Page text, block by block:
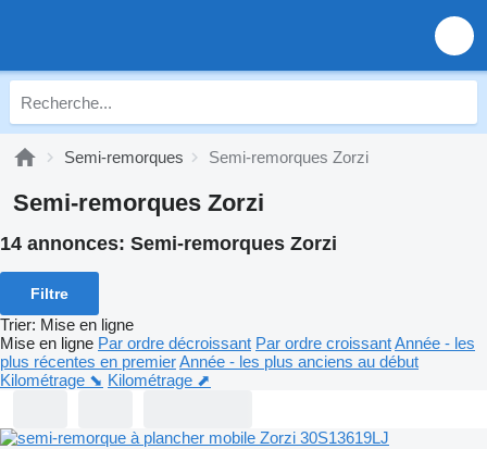
Semi-remorques Semi-remorques Zorzi
Semi-remorques Zorzi
14 annonces: Semi-remorques Zorzi
Filtre
Trier: Mise en ligne
Mise en ligne Par ordre décroissant Par ordre croissantAnnée - les
plus récentes en premierAnnée - les plus anciens au début
Kilométrage ⬊ Kilométrage ⬈